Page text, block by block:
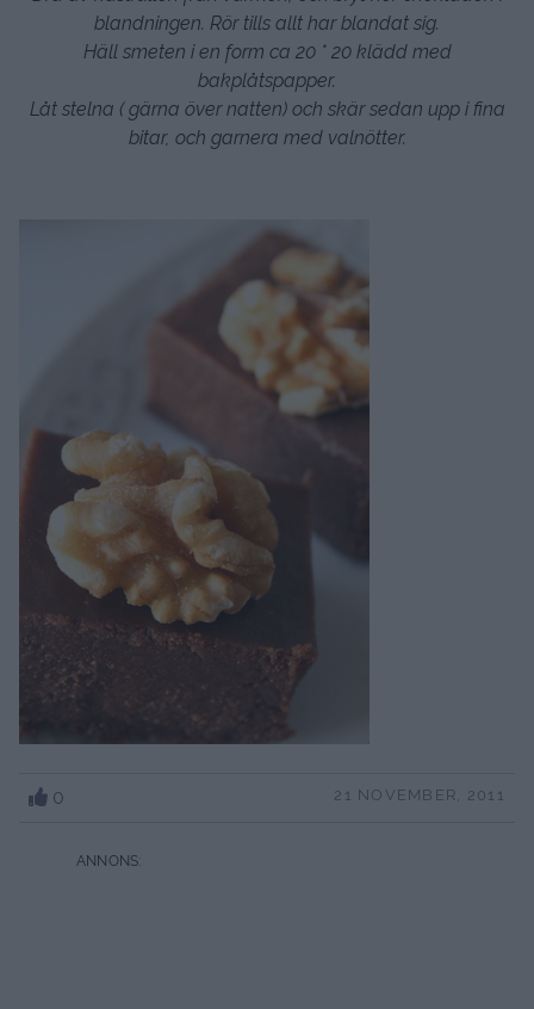
blandningen. Rör tills allt har blandat sig.
Häll smeten i en form ca 20 * 20 klädd med
bakplåtspapper.
Låt stelna ( gärna över natten) och skär sedan upp i fina
bitar, och garnera med valnötter.
0 21 NOVEMBER, 2011